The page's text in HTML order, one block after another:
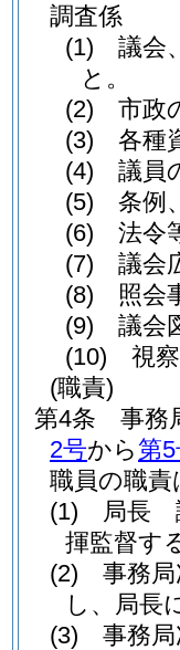
調査係
(1) 議会
と。
(2) 市政
(3) 各種
(4) 議員
(5) 条例
(6) 法令
(7) 議会
(8) 照会
(9) 議会
(10) 視察
(職責)
第4条
事務
2号から第
職員の職
(1)
局長
揮監督す
(2)
事務
し、局長
(3)
事務